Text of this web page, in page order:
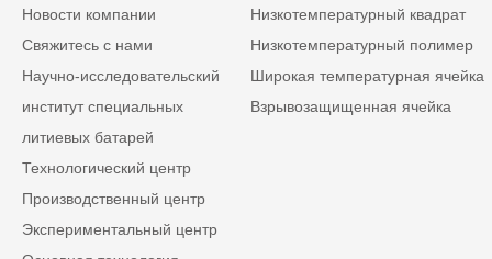
Новости компании
Свяжитесь с нами
Научно-исследовательский
институт специальных
литиевых батарей
Технологический центр
Производственный центр
Экспериментальный центр
Низкотемпературный квадрат
Низкотемпературный полимер
Широкая температурная ячейка
Взрывозащищенная ячейка